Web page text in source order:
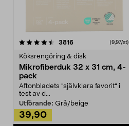
3816recensioner (9,97/st)
Köksrengöring & disk
Mikrofiberduk 32 x 31 cm, 4-
pack
Aftonbladets "självklara favorit” i
test av d...
Utförande: Grå/beige
39,90
4.0av 5 stjärnor